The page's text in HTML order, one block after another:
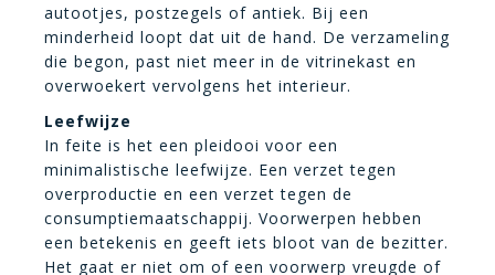
autootjes, postzegels of antiek. Bij een
minderheid loopt dat uit de hand. De verzameling
die begon, past niet meer in de vitrinekast en
overwoekert vervolgens het interieur.
Leefwijze
In feite is het een pleidooi voor een
minimalistische leefwijze. Een verzet tegen
overproductie en een verzet tegen de
consumptiemaatschappij. Voorwerpen hebben
een betekenis en geeft iets bloot van de bezitter.
Het gaat er niet om of een voorwerp vreugde of